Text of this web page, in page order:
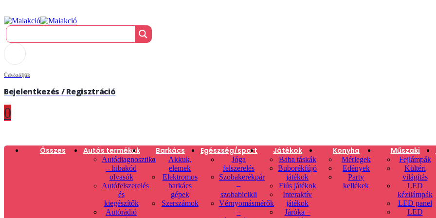
Üdvözöljük
Bejelentkezés / Regisztráció
0
Összes Autós termékek
Autódiagnosztika
– hibakód
olvasók
Autófelszerelés
és
kiegészítők
Autórádió
Barkács
Akkuk,
elemek
Elektromos
barkács
gépek
Szerszámok
Egészség/sport
Jóga
felszerelés
Szobakerékpár
–
szobabicikli
Vérnyomásmérők
–
Játékok
Baba táskák
Buborékfújó
játékok
Fiús játékok
Interaktív
játékok
Járóka –
Konyha
Mérlegek
Edények
Party
kellékek
Műszaki
Fejlámpák
Kültéri
világítás
LED
kézilámpák
LED panel
LED